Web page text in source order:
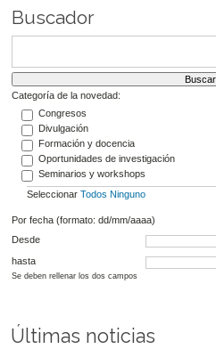
Buscador
Categoría de la novedad:
Congresos
Divulgación
Formación y docencia
Oportunidades de investigación
Seminarios y workshops
Seleccionar Todos Ninguno
Por fecha (formato: dd/mm/aaaa)
Desde
hasta
Se deben rellenar los dos campos
Últimas noticias